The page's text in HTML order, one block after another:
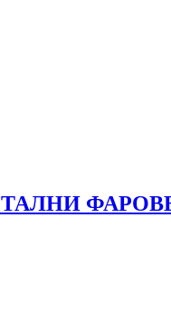
ФАРОВЕ